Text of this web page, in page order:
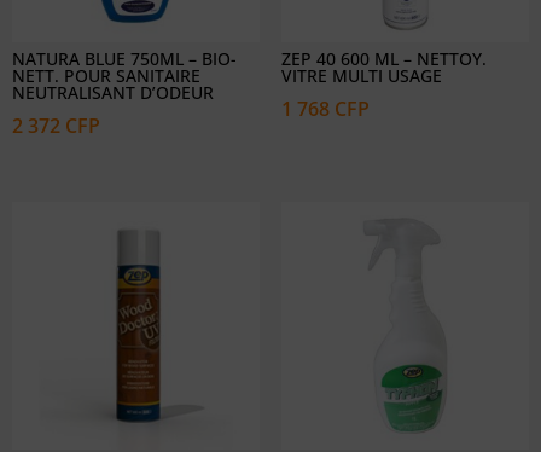
NATURA BLUE 750ML – BIO-
NETT. POUR SANITAIRE
NEUTRALISANT D’ODEUR
2 372 CFP
ZEP 40 600 ML – NETTOY.
VITRE MULTI USAGE
1 768 CFP